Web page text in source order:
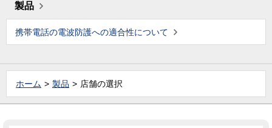
製品
携帯電話の電波防護への適合性について
ホーム 製品 店舗の選択